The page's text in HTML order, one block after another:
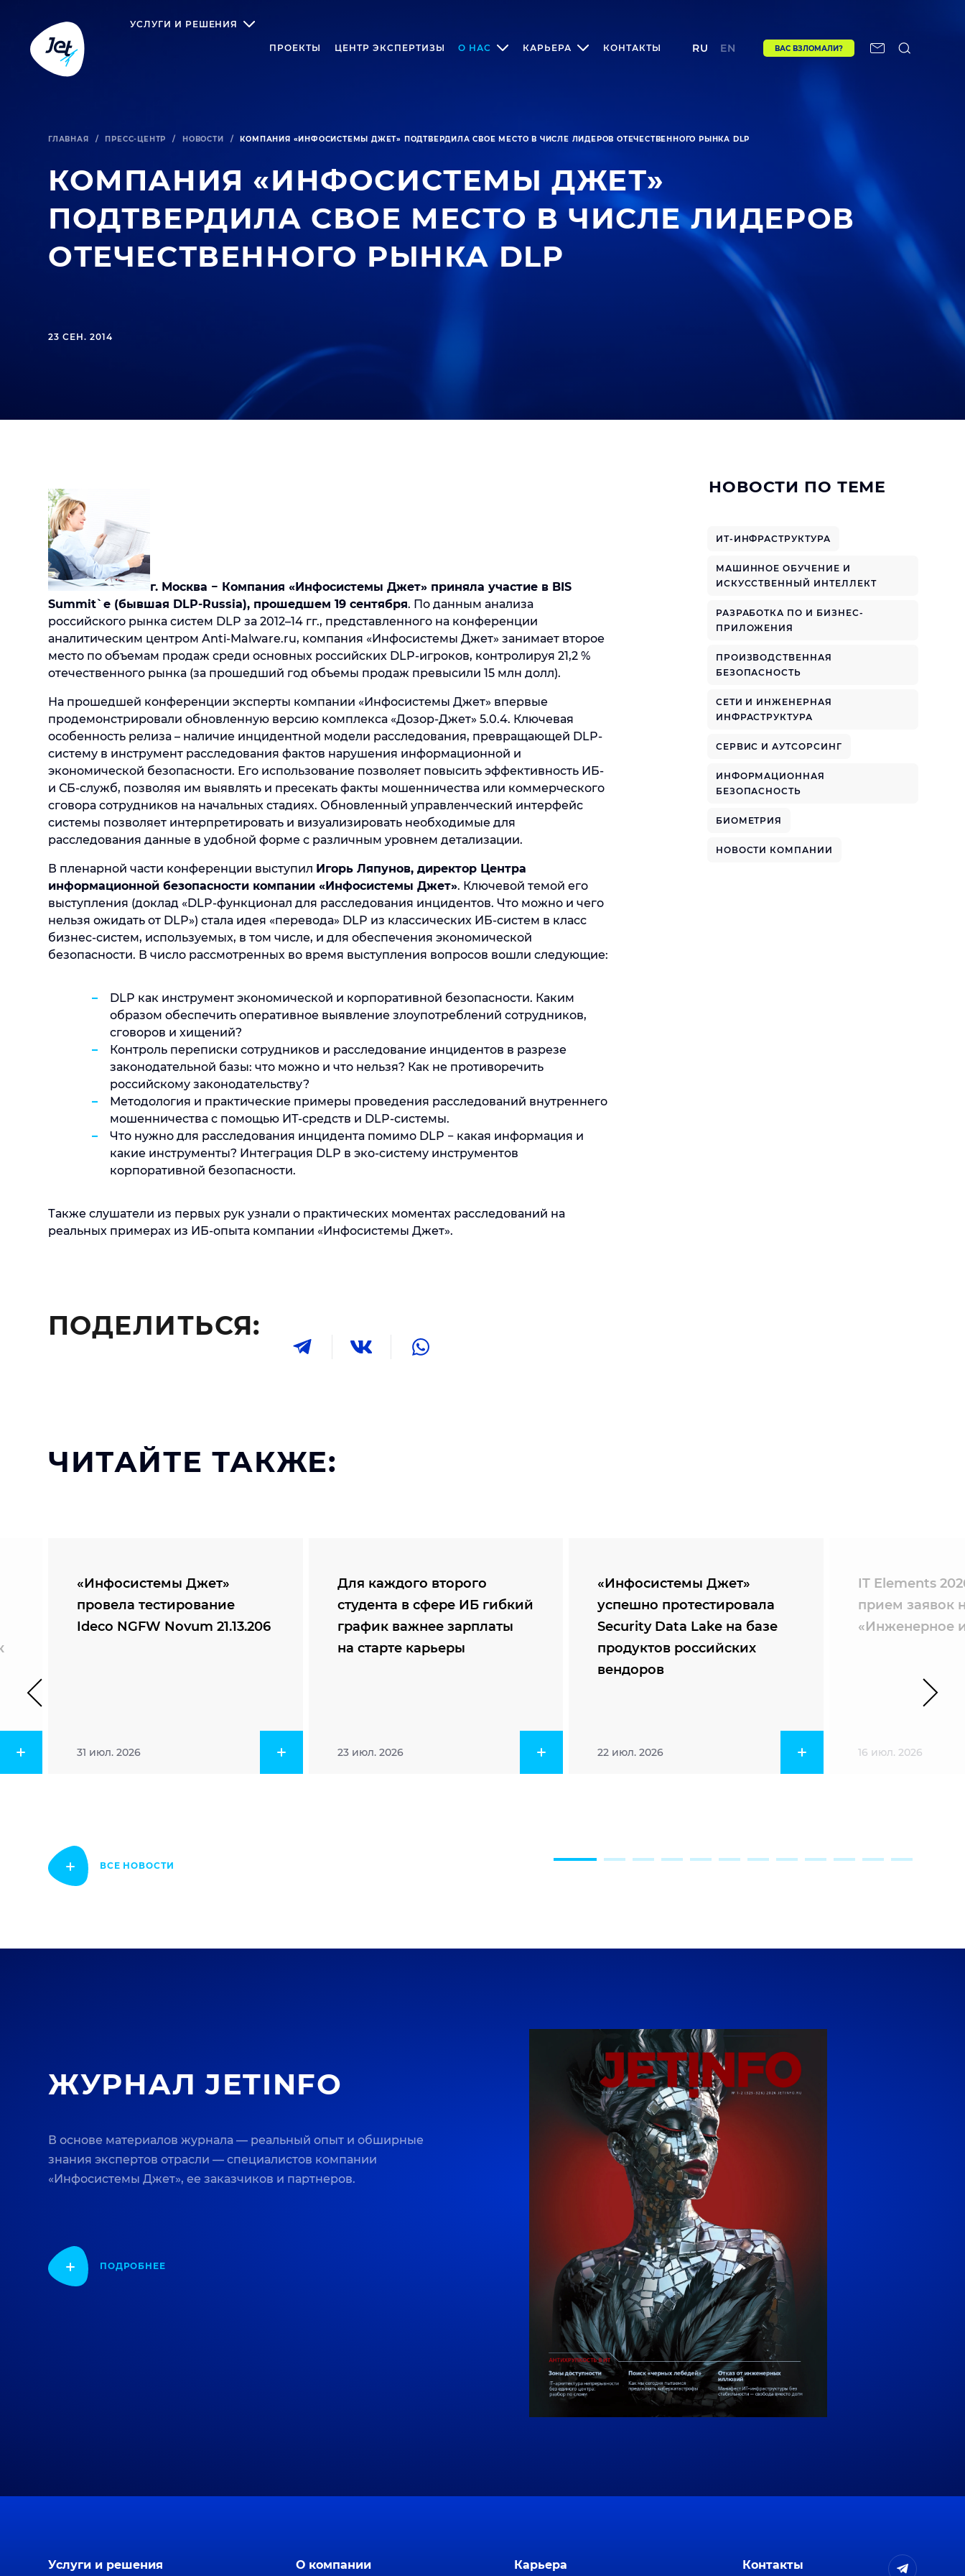
УСЛУГИ И РЕШЕНИЯ
ПРОЕКТЫ ЦЕНТР ЭКСПЕРТИЗЫ О НАС КАРЬЕРА КОНТАКТЫ RU EN ВАС ВЗЛОМАЛИ?
ГЛАВНАЯ / ПРЕСС-ЦЕНТР / НОВОСТИ / КОМПАНИЯ «ИНФОСИСТЕМЫ ДЖЕТ» ПОДТВЕРДИЛА СВОЕ МЕСТО В ЧИСЛЕ ЛИДЕРОВ ОТЕЧЕСТВЕННОГО РЫНКА DLP
КОМПАНИЯ «ИНФОСИСТЕМЫ ДЖЕТ»
ПОДТВЕРДИЛА СВОЕ МЕСТО В ЧИСЛЕ ЛИДЕРОВ
ОТЕЧЕСТВЕННОГО РЫНКА DLP
23 СЕН. 2014
г. Москва − Компания «Инфосистемы Джет» приняла участие в BIS
Summit`е (бывшая DLP-Russia), прошедшем 19 сентября. По данным анализа
российского рынка систем DLP за 2012–14 гг., представленного на конференции
аналитическим центром Anti-Malware.ru, компания «Инфосистемы Джет» занимает второе
место по объемам продаж среди основных российских DLP-игроков, контролируя 21,2 %
отечественного рынка (за прошедший год объемы продаж превысили 15 млн долл).
На прошедшей конференции эксперты компании «Инфосистемы Джет» впервые
продемонстрировали обновленную версию комплекса «Дозор-Джет» 5.0.4. Ключевая
особенность релиза – наличие инцидентной модели расследования, превращающей DLP-
систему в инструмент расследования фактов нарушения информационной и
экономической безопасности. Его использование позволяет повысить эффективность ИБ-
и СБ-служб, позволяя им выявлять и пресекать факты мошенничества или коммерческого
сговора сотрудников на начальных стадиях. Обновленный управленческий интерфейс
системы позволяет интерпретировать и визуализировать необходимые для
расследования данные в удобной форме с различным уровнем детализации.
В пленарной части конференции выступил Игорь Ляпунов, директор Центра
информационной безопасности компании «Инфосистемы Джет». Ключевой темой его
выступления (доклад «DLP-функционал для расследования инцидентов. Что можно и чего
нельзя ожидать от DLP») стала идея «перевода» DLP из классических ИБ-систем в класс
бизнес-систем, используемых, в том числе, и для обеспечения экономической
безопасности. В число рассмотренных во время выступления вопросов вошли следующие:
DLP как инструмент экономической и корпоративной безопасности. Каким
образом обеспечить оперативное выявление злоупотреблений сотрудников,
сговоров и хищений?
Контроль переписки сотрудников и расследование инцидентов в разрезе
законодательной базы: что можно и что нельзя? Как не противоречить
российскому законодательству?
Методология и практические примеры проведения расследований внутреннего
мошенничества с помощью ИТ-средств и DLP-системы.
Что нужно для расследования инцидента помимо DLP − какая информация и
какие инструменты? Интеграция DLP в эко-систему инструментов
корпоративной безопасности.
Также слушатели из первых рук узнали о практических моментах расследований на
реальных примерах из ИБ-опыта компании «Инфосистемы Джет».
НОВОСТИ ПО ТЕМЕ
ИТ-ИНФРАСТРУКТУРА
МАШИННОЕ ОБУЧЕНИЕ И
ИСКУССТВЕННЫЙ ИНТЕЛЛЕКТ
РАЗРАБОТКА ПО И БИЗНЕС-
ПРИЛОЖЕНИЯ
ПРОИЗВОДСТВЕННАЯ
БЕЗОПАСНОСТЬ
СЕТИ И ИНЖЕНЕРНАЯ
ИНФРАСТРУКТУРА
СЕРВИС И АУТСОРСИНГ
ИНФОРМАЦИОННАЯ
БЕЗОПАСНОСТЬ
БИОМЕТРИЯ
НОВОСТИ КОМПАНИИ
ПОДЕЛИТЬСЯ:
ЧИТАЙТЕ ТАКЖЕ:
«Инфосистемы Джет»
провела тестирование
Ideco NGFW Novum 21.13.206
31 июл. 2026
Для каждого второго
студента в сфере ИБ гибкий
график важнее зарплаты
на старте карьеры
23 июл. 2026
«Инфосистемы Джет»
успешно протестировала
Security Data Lake на базе
продуктов российских
вендоров
22 июл. 2026
IT Elements
прием заявок
«Инженерное
16 июл. 2026
ВСЕ НОВОСТИ
ЖУРНАЛ JETINFO
В основе материалов журнала — реальный опыт и обширные
знания экспертов отрасли — специалистов компании
«Инфосистемы Джет», ее заказчиков и партнеров.
ПОДРОБНЕЕ
Услуги и решения О компании Карьера Контакты